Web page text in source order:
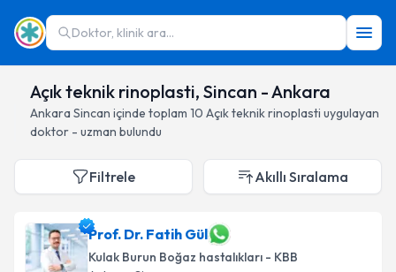
Doktor, klinik ara...
Açık teknik rinoplasti, Sincan - Ankara
Ankara Sincan içinde toplam 10 Açık teknik rinoplasti uygulayan
doktor - uzman bulundu
Filtrele Akıllı Sıralama
Prof. Dr. Fatih Gül
Kulak Burun Boğaz hastalıkları - KBB